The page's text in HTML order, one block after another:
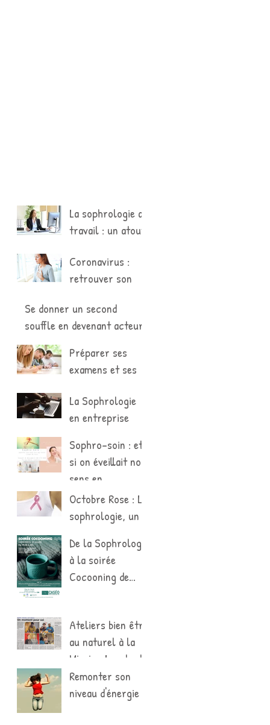
La sophrologie au
travail : un atout
le stress
Coronavirus :
retrouver son
Covid-19
Se donner un second
souffle en devenant acteur
de son bien-être et de sa
propre santéPréparer ses
examens et ses
sophrologie
La Sophrologie
en entreprise
Sophro-soin : et
si on éveillait nos
sens en
pratiquant un
rituel de soins ?
Octobre Rose : La
sophrologie, un
pour le cancer du
sein
De la Sophrologie
à la soirée
Cocooning de
Ateliers bien être
au naturel à la
Mission Locale du
Val De Reuil
Remonter son
niveau d'énergie